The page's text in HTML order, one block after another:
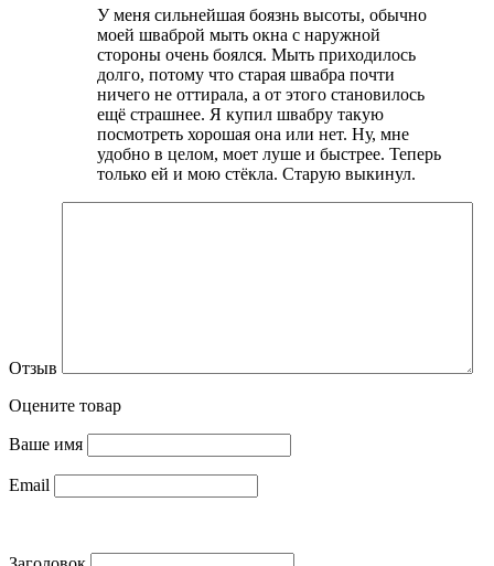
У меня сильнейшая боязнь высоты, обычно
моей шваброй мыть окна с наружной
стороны очень боялся. Мыть приходилось
долго, потому что старая швабра почти
ничего не оттирала, а от этого становилось
ещё страшнее. Я купил швабру такую
посмотреть хорошая она или нет. Ну, мне
удобно в целом, моет луше и быстрее. Теперь
только ей и мою стёкла. Старую выкинул.
Отзыв
Оцените товар
Ваше имя
Email